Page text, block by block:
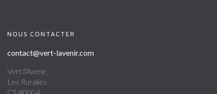
NOUS CONTACTER
contact@vert-lavenir.com
Vert l'Avenir,
Les Ruralies